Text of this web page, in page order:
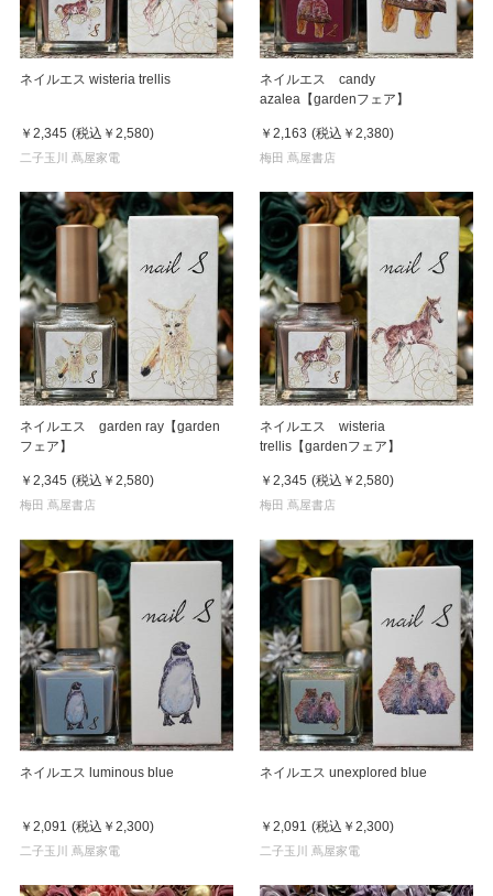
ネイルエス wisteria trellis
￥2,345 (税込 ￥2,580)
二子玉川 蔦屋家電
ネイルエス candy
azalea【gardenフェア】
￥2,163 (税込 ￥2,380)
梅田 蔦屋書店
ネイルエス garden ray【garden
フェア】
￥2,345 (税込 ￥2,580)
梅田 蔦屋書店
ネイルエス wisteria
trellis【gardenフェア】
￥2,345 (税込 ￥2,580)
梅田 蔦屋書店
ネイルエス luminous blue
￥2,091 (税込 ￥2,300)
二子玉川 蔦屋家電
ネイルエス unexplored blue
￥2,091 (税込 ￥2,300)
二子玉川 蔦屋家電